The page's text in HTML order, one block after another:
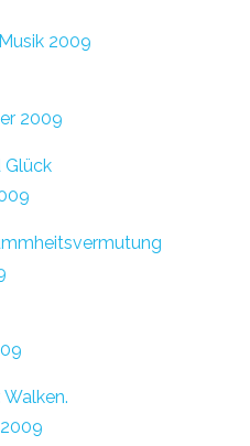
2009
2009
Glück
Walken.